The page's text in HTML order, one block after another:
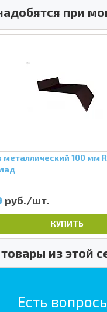
при
металлический 100 мм
руб./шт.
КУПИТЬ
из этой
Есть